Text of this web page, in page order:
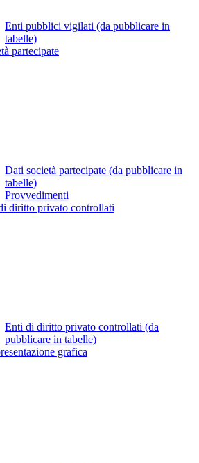
Enti pubblici vigilati (da pubblicare in
tabelle)
partecipate
Dati società partecipate (da pubblicare in
tabelle)
Provvedimenti
diritto privato controllati
Enti di diritto privato controllati (da
pubblicare in tabelle)
grafica